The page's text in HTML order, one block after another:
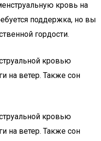
кровь на
поддержка, но вы
гордости.
кровью
на ветер. Также сон
кровью
на ветер. Также сон